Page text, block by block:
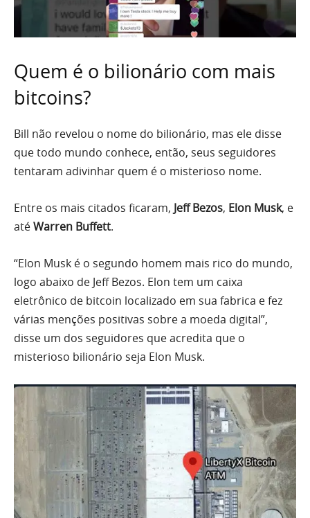
Quem é o bilionário com mais
bitcoins?
Bill não revelou o nome do bilionário, mas ele disse
que todo mundo conhece, então, seus seguidores
tentaram adivinhar quem é o misterioso nome.
Entre os mais citados ficaram, Jeff Bezos, Elon Musk, e
atéWarren Buffett.
“Elon Musk é o segundo homem mais rico do mundo,
logo abaixo de Jeff Bezos. Elon tem um caixa
eletrônico de bitcoin localizado em sua fabrica e fez
várias menções positivas sobre a moeda digital”,
disse um dos seguidores que acredita que o
misterioso bilionário seja Elon Musk.